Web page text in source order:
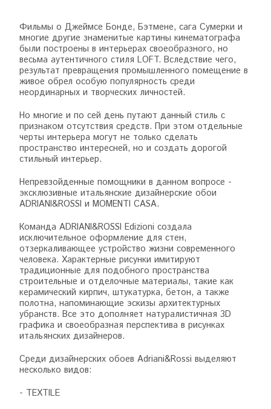
Фильмы о Джеймсе Бонде, Бэтмене, сага Сумерки и
многие другие знаменитые картины кинематографа
были построены в интерьерах своеобразного, но
весьма аутентичного стиля LOFT. Вследствие чего,
результат превращения промышленного помещение в
живое обрел особую популярность среди
неординарных и творческих личностей.
Но многие и по сей день путают данный стиль с
признаком отсутствия средств. При этом отдельные
черты интерьера могут не только сделать
пространство интересней, но и создать дорогой
стильный интерьер.
Непревзойденные помощники в данном вопросе -
эксклюзивные итальянские дизайнерские обои
ADRIANI&ROSSI и MOMENTI CASA.
Команда ADRIANI&ROSSI Edizioni создала
исключительное оформление для стен,
отзеркаливающее устройство жизни современного
человека. Характерные рисунки имитируют
традиционные для подобного пространства
строительные и отделочные материалы, такие как
керамический кирпич, штукатурка, бетон, а также
полотна, напоминающие эскизы архитектурных
убранств. Все это дополняет натуралистичная 3D
графика и своеобразная перспектива в рисунках
итальянских дизайнеров.
Среди дизайнерских обоев Adriani&Rossi выделяют
несколько видов:
- TEXTILE